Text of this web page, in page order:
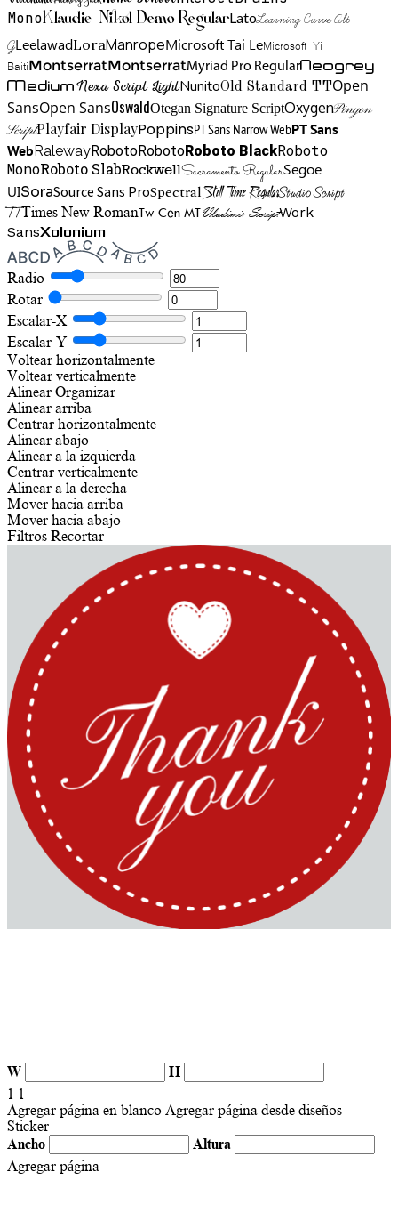
MonoKlaudie Nikol Demo RegularLatoLearning Curve Alt
GLeelawadLoraManropeMicrosoft Tai LeMicrosoft Yi
BaitiMontserratMontserratMyriad Pro RegularNeogrey
MediumNexa Script LightNunitoOld Standard TTOpen
SansOpen SansOswaldOtegan Signature ScriptOxygenPinyon
ScriptPlayfair DisplayPoppinsPT Sans Narrow WebPT Sans
WebRalewayRobotoRobotoRoboto BlackRoboto
MonoRoboto SlabRockwellSacramento RegularSegoe
UISoraSource Sans ProSpectralStill Time RegularStudio Script
TTTimes New RomanTw Cen MTVladimir ScriptWork
SansXolonium
Radio
Rotar
Escalar-X
Escalar-Y
Voltear horizontalmente
Voltear verticalmente
Alinear Organizar
Alinear arriba
Centrar horizontalmente
Alinear abajo
Alinear a la izquierda
Centrar verticalmente
Alinear a la derecha
Mover hacia arriba
Mover hacia abajo
Filtros Recortar
W
H
1 1
Agregar página en blanco Agregar página desde diseños
Sticker
Ancho
Altura
Agregar página